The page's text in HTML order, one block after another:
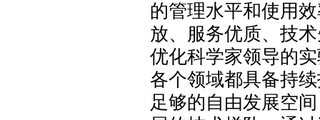
的管理水平和使用
放、服务优质、技
优化科学家领导的
各个领域都具备持
足够的自由发展空